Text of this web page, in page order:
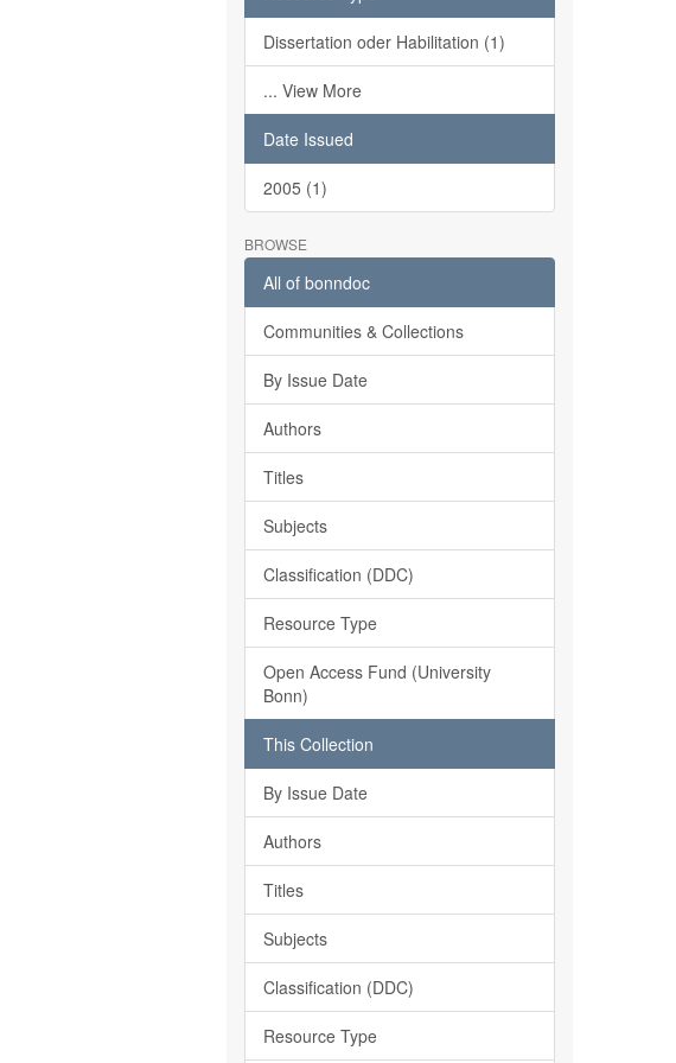
Dissertation oder Habilitation (1)
... View More
Date Issued
2005 (1)
BROWSE
All of bonndoc
Communities & Collections
By Issue Date
Authors
Titles
Subjects
Classification (DDC)
Resource Type
Open Access Fund (University
Bonn)
This Collection
By Issue Date
Authors
Titles
Subjects
Classification (DDC)
Resource Type